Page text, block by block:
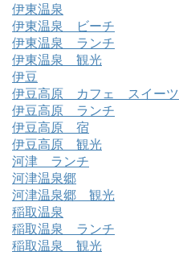
伊東温泉
伊東温泉 ビーチ
伊東温泉 ランチ
伊東温泉 観光
伊豆
伊豆高原 カフェ スイーツ
伊豆高原 ランチ
伊豆高原 宿
伊豆高原 観光
河津 ランチ
河津温泉郷
河津温泉郷 観光
稲取温泉
稲取温泉 ランチ
稲取温泉 観光